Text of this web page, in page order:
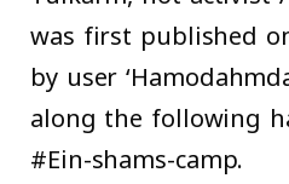
was first published
by user
along the following
#Ein-shams-camp.